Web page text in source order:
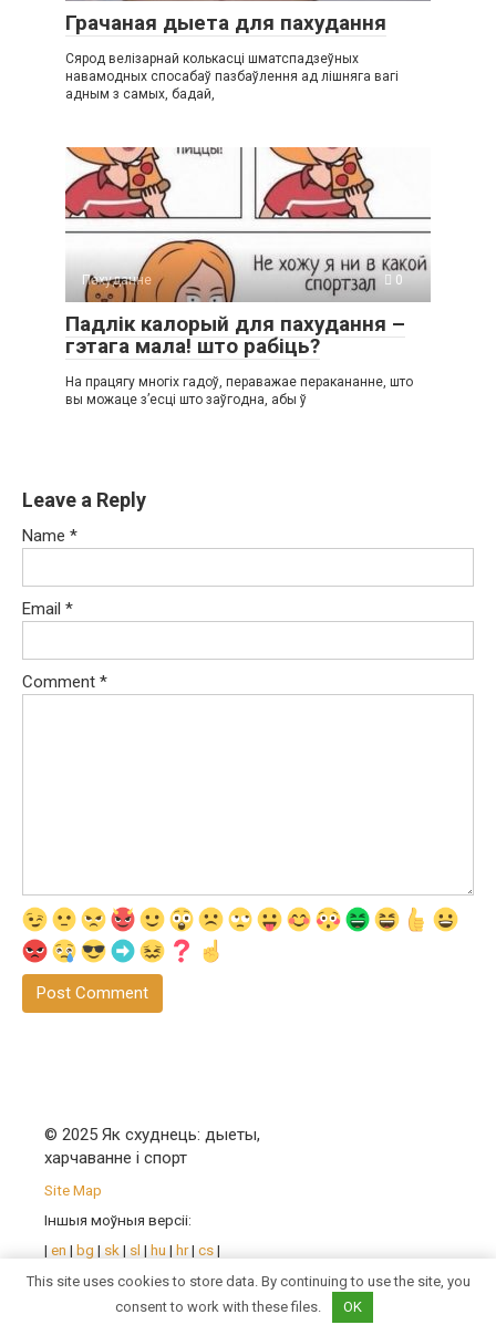
Грачаная дыета для пахудання
Сярод велізарнай колькасці шматспадзеўных
навамодных спосабаў пазбаўлення ад лішняга вагі
адным з самых, бадай,
Пахуданне 0
Падлік калорый для пахудання –
гэтага мала! што рабіць?
На працягу многіх гадоў, пераважае перакананне, што
вы можаце з’есці што заўгодна, абы ў
Leave a Reply
Name *
Email *
Comment *
© 2025 Як схуднець: дыеты,
харчаванне і спорт
Site Map
Іншыя моўныя версіі:
| en | bg | sk| sl | hu | hr| cs|
fr |de|pt|es|it|kk|
This site uses cookies to store data. By continuing to use the site, you
consent to work with these files.
OK